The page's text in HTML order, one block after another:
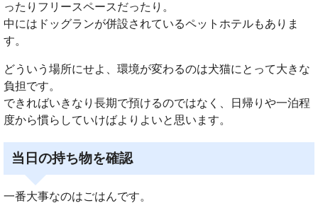
ったりフリースペースだったり。
中にはドッグランが併設されているペットホテルもありま
す。
どういう場所にせよ、環境が変わるのは犬猫にとって大きな
負担です。
できればいきなり長期で預けるのではなく、日帰りや一泊程
度から慣らしていけばよりよいと思います。
当日の持ち物を確認
一番大事なのはごはんです。